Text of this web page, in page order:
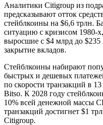
Аналитики Citigroup из
предсказывают отток
стейблкоины на $6,6 трлн.
ситуацию с кризисом 1980-
выросшие с $4 млрд до $235
закрытие вкладов.
Стейблкоины набирают
быстрых и дешевых
по скорости транзакций в
Bitso. К 2028 году
10% всей денежной массы
транзакций достигнет $1
Citigroup.